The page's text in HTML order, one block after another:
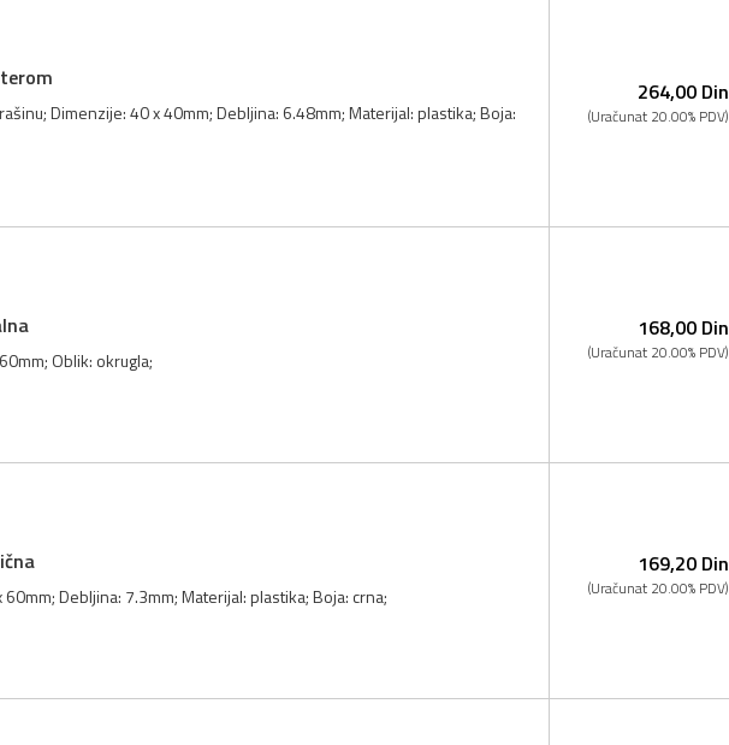
Dimenzije: 40 x 40mm; Debljina: 6.48mm; Materijal: plastika; Boja:
264,00 Din
(Uračunat 20.00% PDV)
Oblik: okrugla;
168,00 Din
(Uračunat 20.00% PDV)
Debljina: 7.3mm; Materijal: plastika; Boja: crna;
169,20 Din
(Uračunat 20.00% PDV)